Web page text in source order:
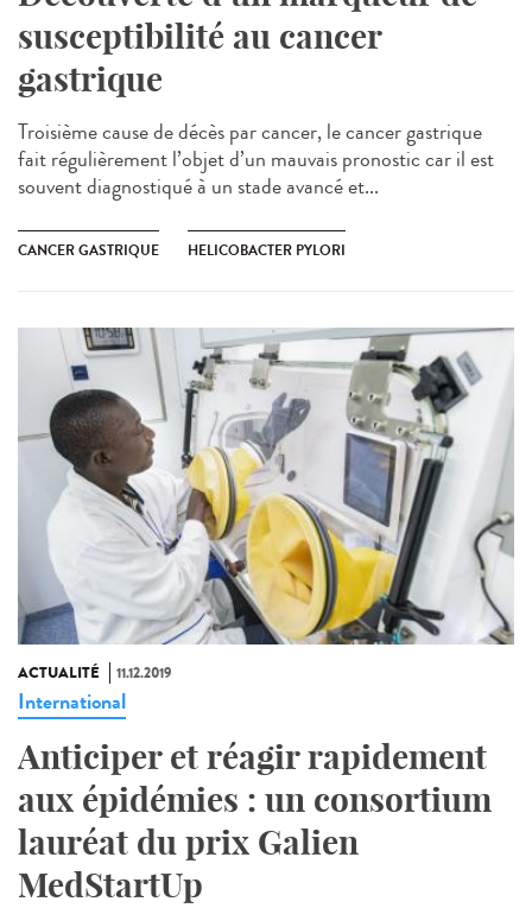
susceptibilité au cancer
gastrique
Troisième cause de décès par cancer, le cancer gastrique
fait régulièrement l’objet d’un mauvais pronostic car il est
souvent diagnostiqué à un stade avancé et...
CANCER GASTRIQUE HELICOBACTER PYLORI
ACTUALITÉ 11.12.2019
International
Anticiper et réagir rapidement
aux épidémies : un consortium
lauréat du prix Galien
MedStartUp